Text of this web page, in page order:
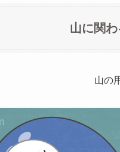
山に関
山の